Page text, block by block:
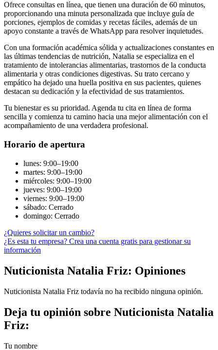
Ofrece consultas en línea, que tienen una duración de 60 minutos,
proporcionando una minuta personalizada que incluye guía de
porciones, ejemplos de comidas y recetas fáciles, además de un
apoyo constante a través de WhatsApp para resolver inquietudes.
Con una formación académica sólida y actualizaciones constantes en
las últimas tendencias de nutrición, Natalia se especializa en el
tratamiento de intolerancias alimentarias, trastornos de la conducta
alimentaria y otras condiciones digestivas. Su trato cercano y
empático ha dejado una huella positiva en sus pacientes, quienes
destacan su dedicación y la efectividad de sus tratamientos.
Tu bienestar es su prioridad. Agenda tu cita en línea de forma
sencilla y comienza tu camino hacia una mejor alimentación con el
acompañamiento de una verdadera profesional.
Horario de apertura
lunes: 9:00–19:00
martes: 9:00–19:00
miércoles: 9:00–19:00
jueves: 9:00–19:00
viernes: 9:00–19:00
sábado: Cerrado
domingo: Cerrado
¿Quieres solicitar un cambio?
¿Es esta tu empresa? Crea una cuenta gratis para gestionar su
información
Nuticionista Natalia Friz: Opiniones
Nuticionista Natalia Friz todavía no ha recibido ninguna opinión.
Deja tu opinión sobre Nuticionista Natalia
Friz:
Tu nombre